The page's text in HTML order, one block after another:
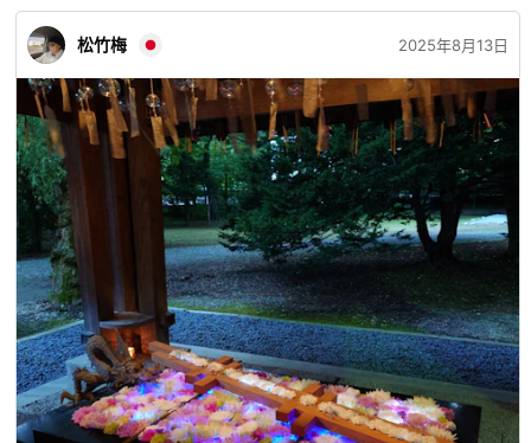
松竹梅 2025年8月13日